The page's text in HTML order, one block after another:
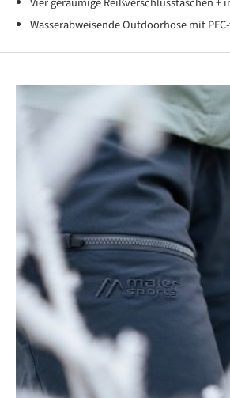
Wasserabweisende Outdoorhose mit
Produktgalerie überspringen